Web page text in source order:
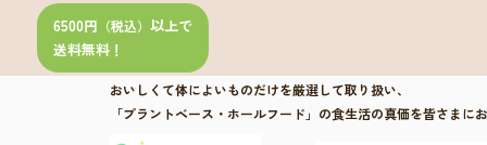
6500円 （税込） 以上で
送料無料！
おいしくて体によいものだけを厳選して取り扱い、
「プラントベース・ホールフード」の食生活の真価を皆さまに